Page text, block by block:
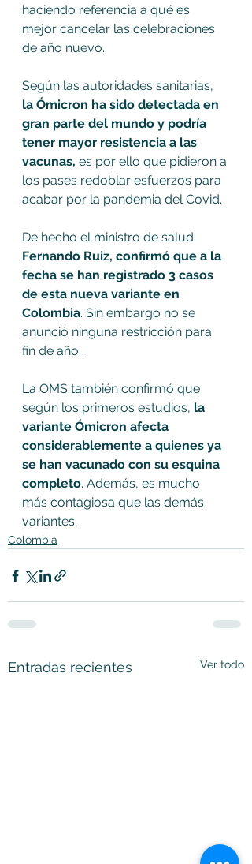
haciendo referencia a qué es
mejor cancelar las celebraciones
de año nuevo.
Según las autoridades sanitarias,
la Ómicron ha sido detectada en
gran parte del mundo y podría
tener mayor resistencia a las
vacunas, es por ello que pidieron a
los pases redoblar esfuerzos para
acabar por la pandemia del Covid.
De hecho el ministro de salud
Fernando Ruiz, confirmó que a la
fecha se han registrado 3 casos
de esta nueva variante en
Colombia. Sin embargo no se
anunció ninguna restricción para
fin de año .
La OMS también confirmó que
según los primeros estudios, la
variante Ómicron afecta
considerablemente a quienes ya
se han vacunado con su esquina
completo. Además, es mucho
más contagiosa que las demás
variantes.
Colombia
Entradas recientes Ver todo